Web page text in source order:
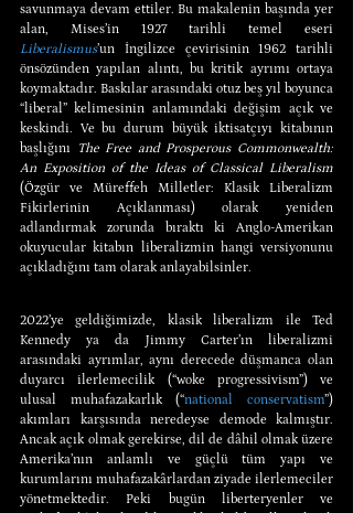
savunmaya devam ettiler. Bu makalenin başında yer
Liberalismus’un İngilizce çevirisinin 1962 tarihli
önsözünden yapılan alıntı, bu kritik ayrımı ortaya
koymaktadır. Baskılar arasındaki otuz beş yıl boyunca
“liberal” kelimesinin anlamındaki değişim açık ve
keskindi. Ve bu durum büyük iktisatçıyı kitabının
başlığını
The Free and Prosperous Commonwealth:
An Exposition of the Ideas of Classical Liberalism
(Özgür ve Müreffeh Milletler: Klasik Liberalizm
Fikirlerinin Açıklanması) olarak yeniden
adlandırmak zorunda bıraktı ki Anglo-Amerikan
okuyucular kitabın liberalizmin hangi versiyonunu
açıkladığını tam olarak anlayabilsinler.
2022’ye geldiğimizde, klasik liberalizm ile Ted
Kennedy ya da Jimmy Carter’ın liberalizmi
arasındaki ayrımlar, aynı derecede düşmanca olan
duyarcı ilerlemecilik (“woke progressivism”) ve
ulusal muhafazakarlık (“national conservatism”)
akımları karşısında neredeyse demode kalmıştır.
Ancak açık olmak gerekirse, dil de dâhil olmak üzere
Amerika’nın anlamlı ve güçlü tüm yapı ve
kurumlarını muhafazakârlardan ziyade ilerlemeciler
yönetmektedir. Peki bugün liberteryenler ve